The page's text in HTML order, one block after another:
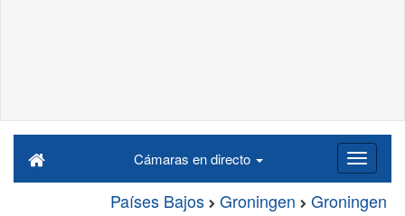
Cámaras en directo
Países Bajos Groningen Groningen